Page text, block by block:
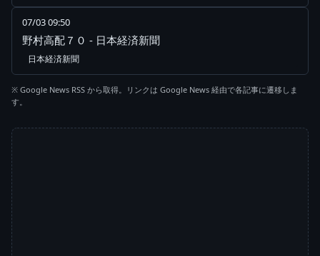
07/03 09:50
野村高配７０ - 日本経済新聞
日本経済新聞
※ Google News RSS から取得。リンクは Google News 経由で各記事に遷移しま
す。